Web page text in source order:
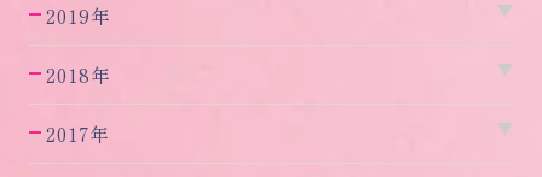
2019年
2018年
2017年